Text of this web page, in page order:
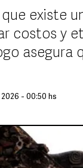
existe
costos y
asegura
- 00:50 hs